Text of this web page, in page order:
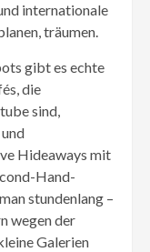
internationale
träumen.
gibt es echte
die
sind,
Hideaways mit
Hand-
stundenlang –
wegen der
Galerien